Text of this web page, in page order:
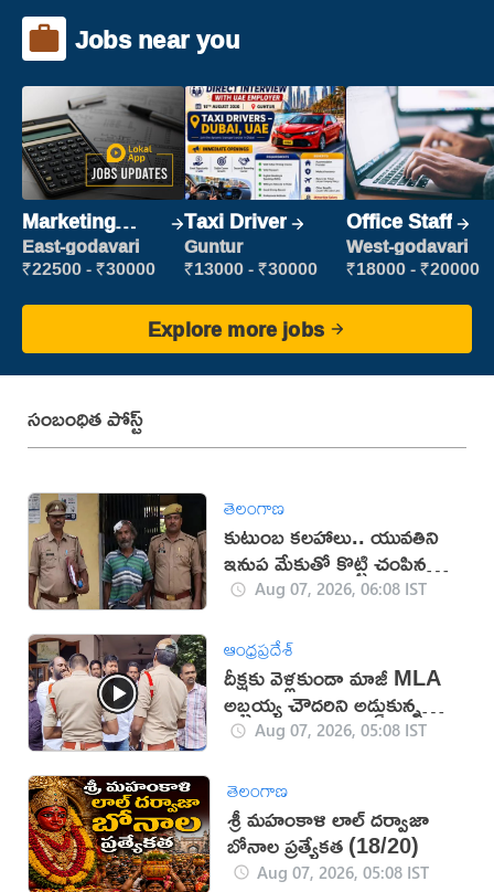
Jobs near you
Marketing
Executive
East-godavari
₹22500 - ₹30000
Taxi Driver
Guntur
₹13000 - ₹30000
Office Staff
West-godavari
₹18000 - ₹20000
Explore more jobs
సంబంధిత పోస్ట్
తెలంగాణ
కుటుంబ కలహాలు.. యువతిని
ఇనుప మేకుతో కొట్టి చంపిన
తండ్రిAug 07, 2026, 06:08 IST
ఆంధ్రప్రదేశ్
దీక్షకు వెళ్లకుండా మాజీ MLA
అబ్బ‌య్య చౌద‌రిని అడ్డుకున్న
పోలీసులు (వీడియో)
Aug 07, 2026, 05:08 IST
తెలంగాణ
శ్రీ మహంకాళి లాల్ దర్వాజా
బోనాల ప్రత్యేకత (18/20)
Aug 07, 2026, 05:08 IST